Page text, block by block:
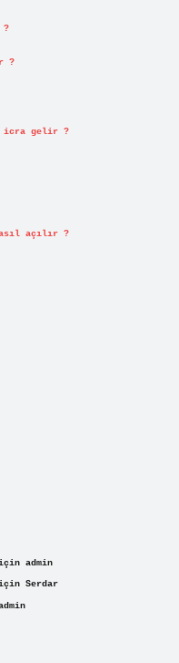
?
?
icra gelir ?
açılır ?
admin
Serdar